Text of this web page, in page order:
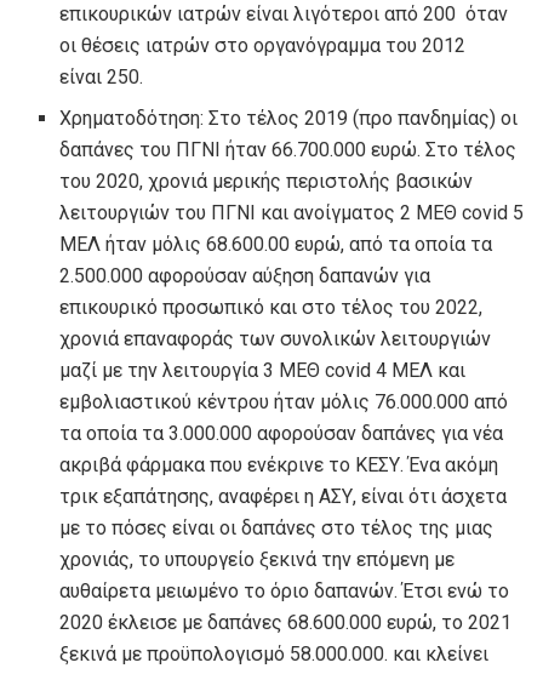
επικουρικών ιατρών είναι λιγότεροι από 200 όταν
οι θέσεις ιατρών στο οργανόγραμμα του 2012
είναι 250.
Χρηματοδότηση: Στο τέλος 2019 (προ πανδημίας) οι
δαπάνες του ΠΓΝΙ ήταν 66.700.000 ευρώ. Στο τέλος
του 2020, χρονιά μερικής περιστολής βασικών
λειτουργιών του ΠΓΝΙ και ανοίγματος 2 ΜΕΘ covid 5
ΜΕΛ ήταν μόλις 68.600.00 ευρώ, από τα οποία τα
2.500.000 αφορούσαν αύξηση δαπανών για
επικουρικό προσωπικό και στο τέλος του 2022,
χρονιά επαναφοράς των συνολικών λειτουργιών
μαζί με την λειτουργία 3 ΜΕΘ covid 4 ΜΕΛ και
εμβολιαστικού κέντρου ήταν μόλις 76.000.000 από
τα οποία τα 3.000.000 αφορούσαν δαπάνες για νέα
ακριβά φάρμακα που ενέκρινε το ΚΕΣΥ. Ένα ακόμη
τρικ εξαπάτησης, αναφέρει η ΑΣΥ, είναι ότι άσχετα
με το πόσες είναι οι δαπάνες στο τέλος της μιας
χρονιάς, το υπουργείο ξεκινά την επόμενη με
αυθαίρετα μειωμένο το όριο δαπανών. Έτσι ενώ το
2020 έκλεισε με δαπάνες 68.600.000 ευρώ, το 2021
ξεκινά με προϋπολογισμό 58.000.000. και κλείνει